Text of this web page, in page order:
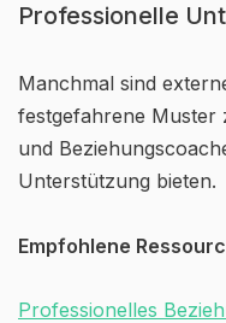
Professionelle
Manchmal sind
festgefahrene Muster
und
Unterstützung bieten.
Empfohlene
Professionelles